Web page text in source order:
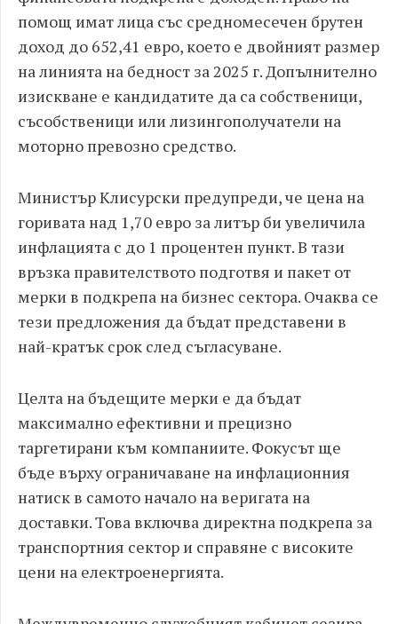
помощ имат лица със средномесечен брутен
доход до 652,41 евро, което е двойният размер
на линията на бедност за 2025 г. Допълнително
изискване е кандидатите да са собственици,
съсобственици или лизингополучатели на
моторно превозно средство.
Министър Клисурски предупреди, че цена на
горивата над 1,70 евро за литър би увеличила
инфлацията с до 1 процентен пункт. В тази
връзка правителството подготвя и пакет от
мерки в подкрепа на бизнес сектора. Очаква се
тези предложения да бъдат представени в
най-кратък срок след съгласуване.
Целта на бъдещите мерки е да бъдат
максимално ефективни и прецизно
таргетирани към компаниите. Фокусът ще
бъде върху ограничаване на инфлационния
натиск в самото начало на веригата на
доставки. Това включва директна подкрепа за
транспортния сектор и справяне с високите
цени на електроенергията.